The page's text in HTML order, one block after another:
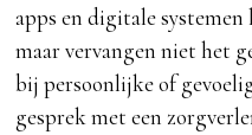
apps en digitale
maar vervangen niet het
bij persoonlijke of
gesprek met een